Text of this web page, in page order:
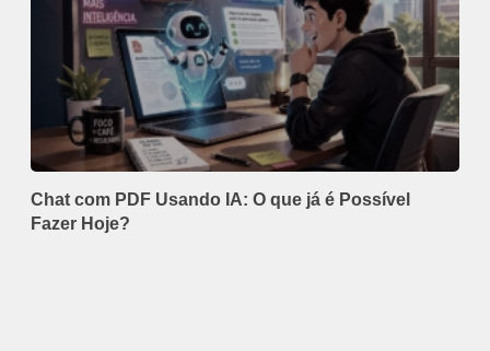
Chat com PDF Usando IA: O que já é Possível
Fazer Hoje?